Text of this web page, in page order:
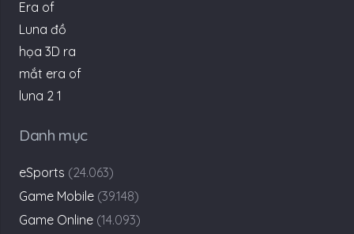
Danh mục
eSports (24.063)
Game Mobile (39.148)
Game Online (14.093)